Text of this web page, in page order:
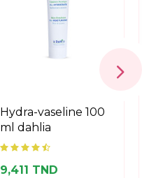
hydra-vaseline 100
ml dahlia
9,411 TND